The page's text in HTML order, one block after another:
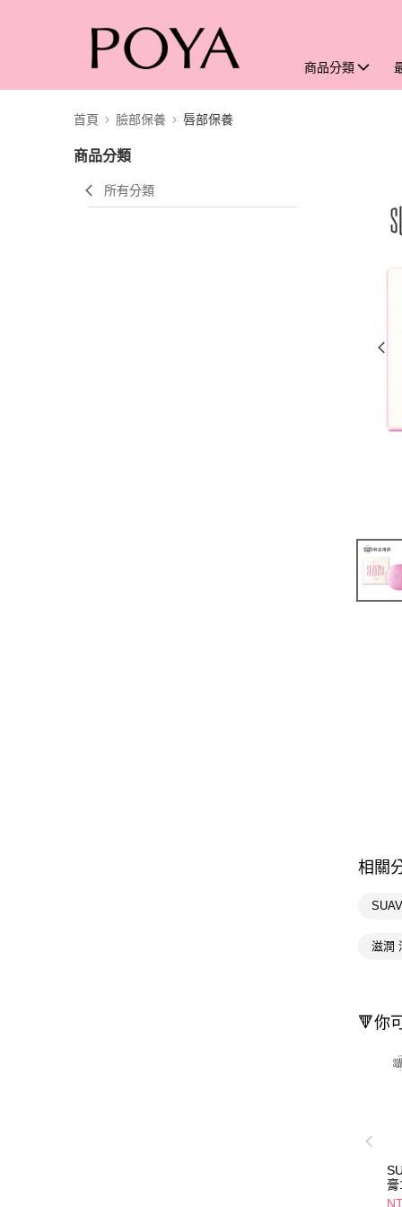
商品分類
首頁 臉部保養 唇部保養
商品分類
所有分類
相關
滋潤
🔻你
膏